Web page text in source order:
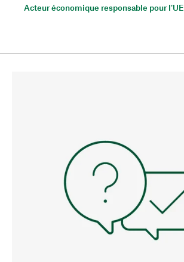
Acteur économique responsable pour l'UE